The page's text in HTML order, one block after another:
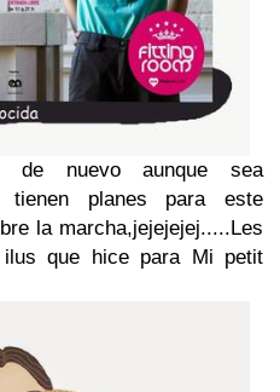
de nuevo aunque sea
tienen planes para este
la marcha,jejejejej.....Les
que hice para Mi petit